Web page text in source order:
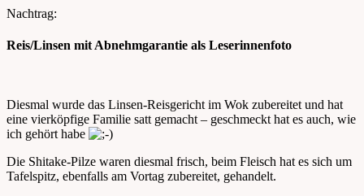
Nachtrag:
Reis/Linsen mit Abnehmgarantie als Leserinnenfoto
Diesmal wurde das Linsen-Reisgericht im Wok zubereitet und hat
eine vierköpfige Familie satt gemacht – geschmeckt hat es auch, wie
ich gehört habe
Die Shitake-Pilze waren diesmal frisch, beim Fleisch hat es sich um
Tafelspitz, ebenfalls am Vortag zubereitet, gehandelt.